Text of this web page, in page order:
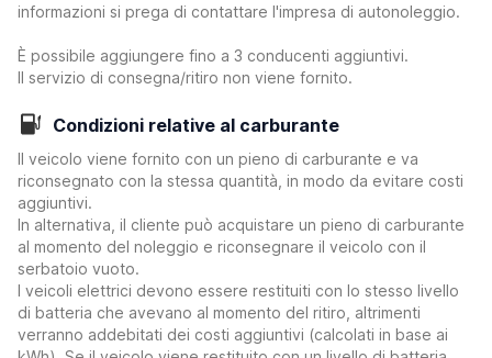
informazioni si prega di contattare l'impresa di autonoleggio.
È possibile aggiungere fino a 3 conducenti aggiuntivi.
Il servizio di consegna/ritiro non viene fornito.
Condizioni relative al carburante
Il veicolo viene fornito con un pieno di carburante e va
riconsegnato con la stessa quantità, in modo da evitare costi
aggiuntivi.
In alternativa, il cliente può acquistare un pieno di carburante
al momento del noleggio e riconsegnare il veicolo con il
serbatoio vuoto.
I veicoli elettrici devono essere restituiti con lo stesso livello
di batteria che avevano al momento del ritiro, altrimenti
verranno addebitati dei costi aggiuntivi (calcolati in base ai